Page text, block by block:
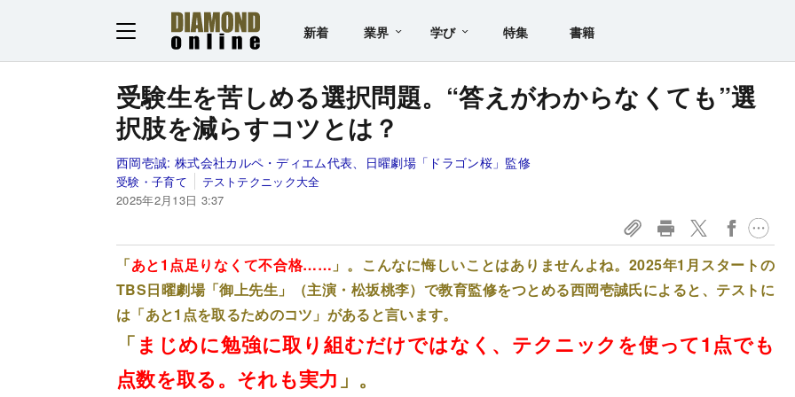
新着 業界 学び 特集 書籍
受験生を苦しめる選択問題。“答えがわからなくても”選
択肢を減らすコツとは？
西岡壱誠: 株式会社カルペ・ディエム代表、日曜劇場「ドラゴン桜」監修
受験・子育て
テストテクニック大全
2025年2月13日 3:37
「あと1点足りなくて不合格…… 」。こんなに悔しいことはありませんよね。2025年1月スタートの
TBS日曜劇場「御上先生」（主演・松坂桃李）で教育監修をつとめる西岡壱誠氏によると、テストに
は「あと1点を取るためのコツ」があると言います。
「まじめに勉強に取り組むだけではなく、テクニックを使って1点でも
点数を取る。それも実力 」。